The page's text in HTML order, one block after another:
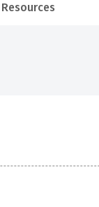
Resources